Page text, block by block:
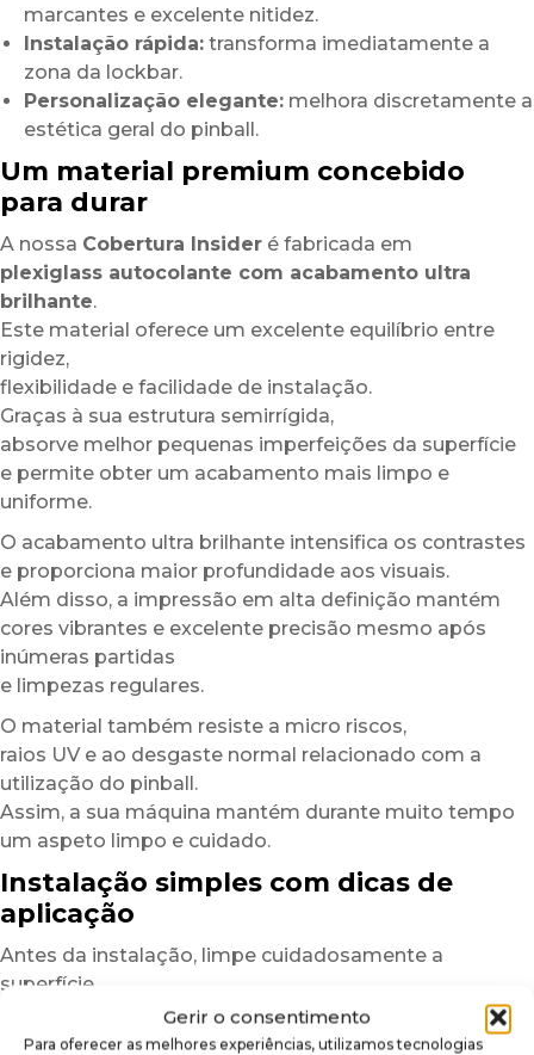
Gerir o consentimento
Para oferecer as melhores experiências, utilizamos tecnologias
marcantes e excelente nitidez.
Instalação rápida: transforma imediatamente a
zona da lockbar.
Personalização elegante: melhora discretamente a
estética geral do pinball.
Um material premium concebido
para durar
A nossa Cobertura Insider é fabricada em
plexiglass autocolante com acabamento ultra
brilhante.
Este material oferece um excelente equilíbrio entre
rigidez,
flexibilidade e facilidade de instalação.
Graças à sua estrutura semirrígida,
absorve melhor pequenas imperfeições da superfície
e permite obter um acabamento mais limpo e
uniforme.
O acabamento ultra brilhante intensifica os contrastes
e proporciona maior profundidade aos visuais.
Além disso, a impressão em alta definição mantém
cores vibrantes e excelente precisão mesmo após
inúmeras partidas
e limpezas regulares.
O material também resiste a micro riscos,
raios UV e ao desgaste normal relacionado com a
utilização do pinball.
Assim, a sua máquina mantém durante muito tempo
um aspeto limpo e cuidado.
Instalação simples com dicas de
aplicação
Antes da instalação, limpe cuidadosamente a
superfície
para eliminar poeiras, marcas de gordura ou resíduos
que possam afetar a aderência.